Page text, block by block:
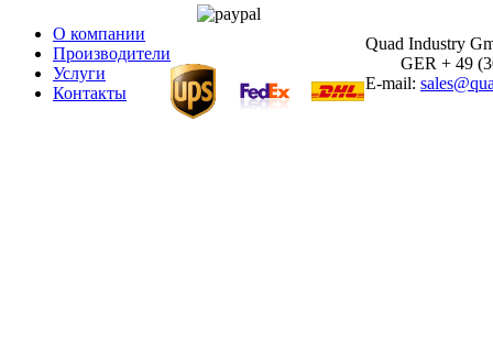
О компании
Производители
Услуги
Контакты
Quad Industry
GER + 49
E-mail: